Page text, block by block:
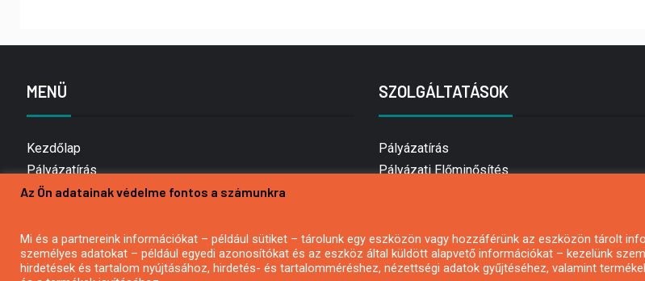
MENÜ
Kezdőlap
Pályázatírás
Bemutatkozás
Hírlevél feliratkozás
Impresszum
SZOLGÁLTATÁSOK
Pályázatírás
Pályázati Előminősítés
Mezőgazdasági pályázatírás
Pályázatírás magánszemélyeknek
Az Ön adatainak védelme fontos a számunkra
Mi és a partnereink információkat – például sütiket – tárolunk egy eszközön vagy hozzáférünk az eszközön tárolt
személyes adatokat – például egyedi azonosítókat és az eszköz által küldött alapvető információkat – kezelünk
hirdetések és tartalom nyújtásához, hirdetés- és tartalomméréshez, nézettségi adatok gyűjtéséhez, valamint